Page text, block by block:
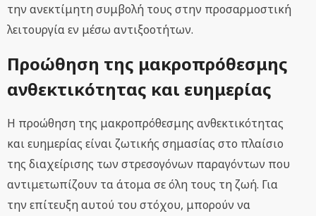
την ανεκτίμητη συμβολή τους στην προσαρμοστική
λειτουργία εν μέσω αντιξοοτήτων.
Προώθηση της μακροπρόθεσμης
ανθεκτικότητας και ευημερίας
Η προώθηση της μακροπρόθεσμης ανθεκτικότητας
και ευημερίας είναι ζωτικής σημασίας στο πλαίσιο
της διαχείρισης των στρεσογόνων παραγόντων που
αντιμετωπίζουν τα άτομα σε όλη τους τη ζωή. Για
την επίτευξη αυτού του στόχου, μπορούν να